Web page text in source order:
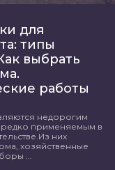
для
типы
выбрать
работы
недорогим
применяемым в
них
хозяйственные
...